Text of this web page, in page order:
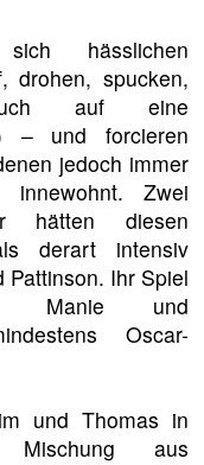
hässlichen
drohen, spucken,
auf eine
– und forcieren
jedoch immer
Zwei
hätten diesen
derart intensiv
Pattinson. Ihr Spiel
und
Oscar-
und Thomas in
Mischung aus